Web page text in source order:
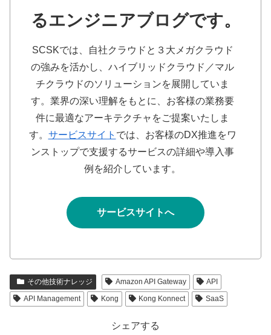
るエンジニアブログです。
SCSKでは、自社クラウドと３大メガクラウド
の強みを活かし、ハイブリッドクラウド／マル
チクラウドのソリューションを展開していま
す。業界の深い理解をもとに、お客様の業務要
件に最適なアーキテクチャをご提案いたしま
す。 サービスサイト では、お客様のDX推進をワ
ンストップで支援するサービスの詳細や導入事
例を紹介しています。
サービスサイトへ
その他技術ナレッジ Amazon API Gateway
API
API Management
Kong Kong Konnect SaaS
シェアする